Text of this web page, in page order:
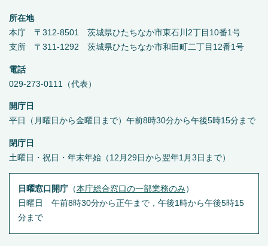
所在地
本庁 〒312-8501 茨城県ひたちなか市東石川2丁目10番1号
支所 〒311-1292 茨城県ひたちなか市和田町二丁目12番1号
電話
029-273-0111（代表）
開庁日
平日（月曜日から金曜日まで）午前8時30分から午後5時15分まで
閉庁日
土曜日・祝日・年末年始（12月29日から翌年1月3日まで）
日曜窓口開庁（本庁総合窓口の一部業務のみ ）
日曜日 午前8時30分から正午まで，午後1時から午後5時15
分まで